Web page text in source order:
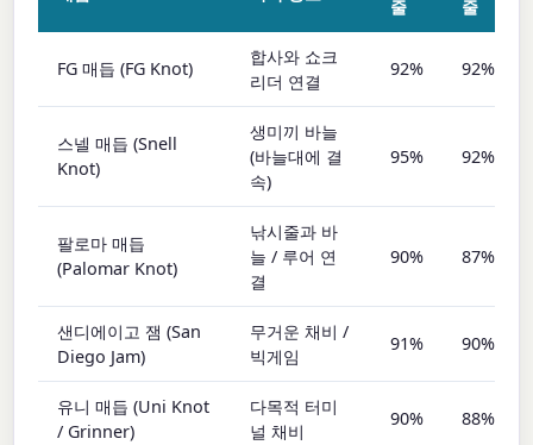
줄 줄
FG 매듭 (FG Knot)
합사와 쇼크
리더 연결
92% 92%
스넬 매듭 (Snell
Knot)
생미끼 바늘
(바늘대에 결
속)
95% 92%
팔로마 매듭
(Palomar Knot)
낚시줄과 바
늘 / 루어 연
결
90% 87%
샌디에이고 잼 (San
Diego Jam)
무거운 채비 /
빅게임
91% 90%
유니 매듭 (Uni Knot
/ Grinner)
다목적 터미
널 채비
90% 88%